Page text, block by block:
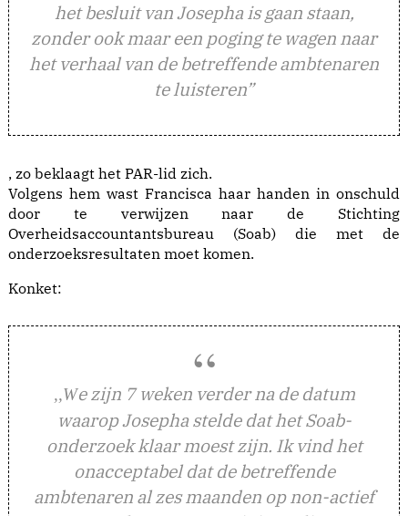
het besluit van Josepha is gaan staan,
zonder ook maar een poging te wagen naar
het verhaal van de betreffende ambtenaren
te luisteren”
, zo beklaagt het PAR-lid zich.
Volgens hem wast Francisca haar handen in onschuld
door te verwijzen naar de Stichting
Overheidsaccountantsbureau (Soab) die met de
onderzoeksresultaten moet komen.
Konket:
,,We zijn 7 weken verder na de datum
waarop Josepha stelde dat het Soab-
onderzoek klaar moest zijn. Ik vind het
onacceptabel dat de betreffende
ambtenaren al zes maanden op non-actief